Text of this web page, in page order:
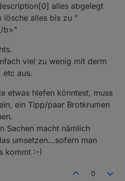
alles abgelegt
lösche alles bis zu "
b>"
viel zu wenig mit derm
etc aus.
etwas hlefen könntest, muss
ein Tipp/paar Brotkrumen
Sachen macht nämlich
umsetzen...sofern man
kommt :-)
0